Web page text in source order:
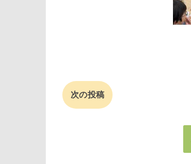
次の投稿